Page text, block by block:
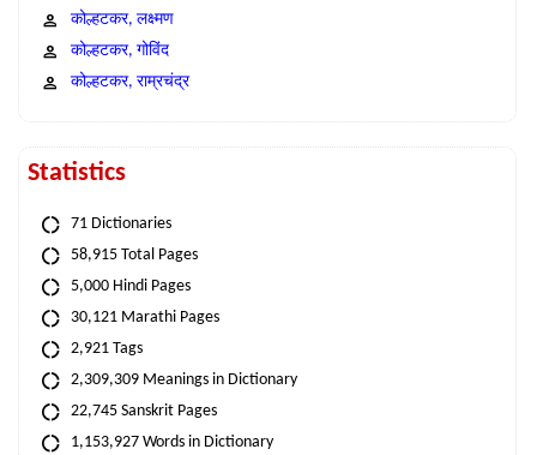
कोल्हटकर, लक्ष्मण
कोल्हटकर, गोविंद
कोल्हटकर, राम्रचंद्र
Statistics
71 Dictionaries
58,915 Total Pages
5,000 Hindi Pages
30,121 Marathi Pages
2,921 Tags
2,309,309 Meanings in Dictionary
22,745 Sanskrit Pages
1,153,927 Words in Dictionary